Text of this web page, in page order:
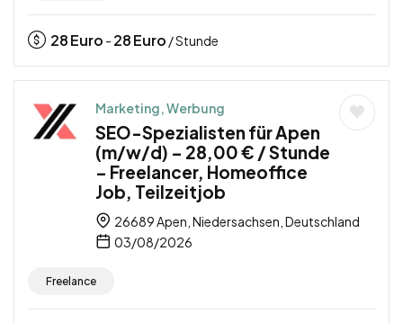
28Euro - 28Euro / Stunde
Marketing, Werbung
SEO-Spezialisten für Apen
(m/w/d) – 28,00 € / Stunde
– Freelancer, Homeoffice
Job, Teilzeitjob
26689 Apen, Niedersachsen, Deutschland
03/08/2026
Freelance